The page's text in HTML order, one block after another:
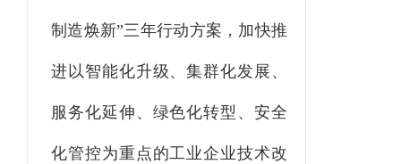
制造焕新”三年行动方案，加快推
进以智能化升级、集群化发展、
服务化延伸、绿色化转型、安全
化管控为重点的工业企业技术改